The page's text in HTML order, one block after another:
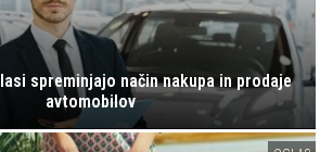
spreminjajo način nakupa in prodaje
avtomobilov